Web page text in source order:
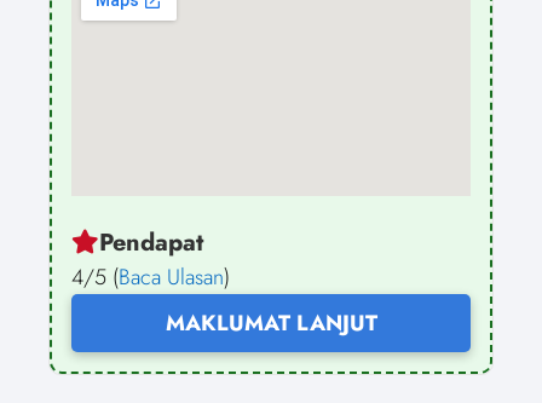
Pendapat
4/5 (Baca Ulasan)
MAKLUMAT LANJUT